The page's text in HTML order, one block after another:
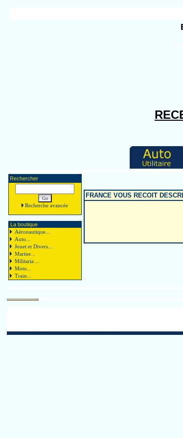
Rechercher
Recherche avancée
La boutique
Aéronautique...
Auto...
Jouet et Divers...
Marine...
Militaria ...
Moto...
Train...
FRANCE VOUS RECOIT